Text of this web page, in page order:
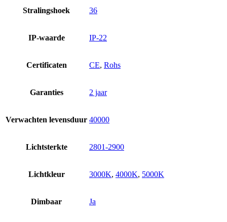
Stralingshoek 36
IP-waarde IP-22
Certificaten CE, Rohs
Garanties 2 jaar
Verwachten levensduur 40000
Lichtsterkte 2801-2900
Lichtkleur 3000K, 4000K, 5000K
Dimbaar Ja